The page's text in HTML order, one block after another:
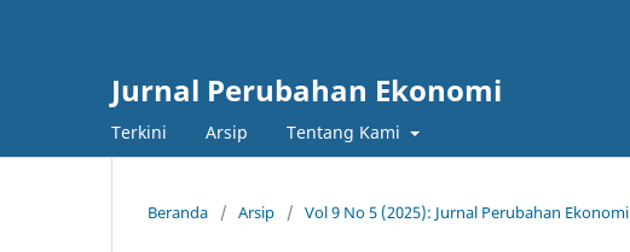
Jurnal Perubahan Ekonomi
Terkini Arsip Tentang Kami
Beranda / Arsip / Vol 9 No 5 (2025): Jurnal Perubahan Ekonomi